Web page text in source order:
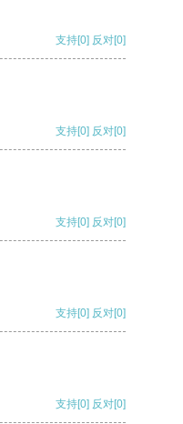
支持[0] 反对[0]
支持[0] 反对[0]
支持[0] 反对[0]
支持[0] 反对[0]
支持[0] 反对[0]